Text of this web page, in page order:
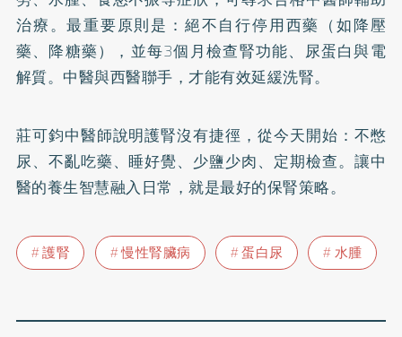
治療。最重要原則是：絕不自行停用西藥（如降壓
藥、降糖藥），並每3個月檢查腎功能、尿蛋白與電
解質。中醫與西醫聯手，才能有效延緩洗腎。
莊可鈞中醫師說明護腎沒有捷徑，從今天開始：不憋
尿、不亂吃藥、睡好覺、少鹽少肉、定期檢查。讓中
醫的養生智慧融入日常，就是最好的保腎策略。
護腎 慢性腎臟病 蛋白尿 水腫